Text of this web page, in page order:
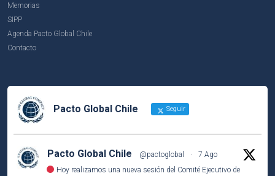
Memorias
SIPP
Agenda Pacto Global Chile
Contacto
Pacto Global Chile Seguir
Pacto Global Chile @pactoglobal ·
7 Ago
Hoy realizamos una nueva sesión del Comité Ejecutivo de